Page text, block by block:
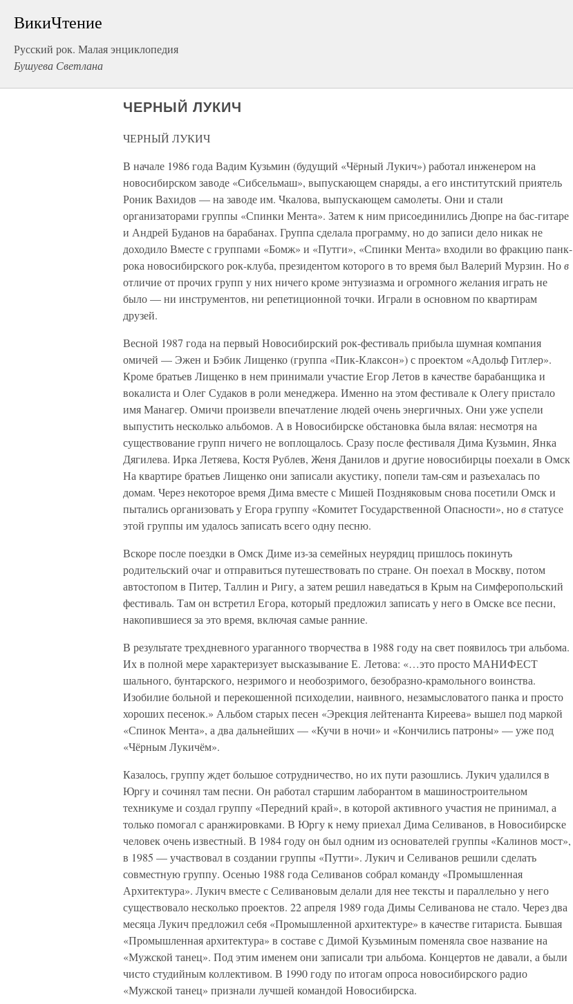
ВикиЧтение
Русский рок. Малая энциклопедия
Бушуева Светлана
ЧЕРНЫЙ ЛУКИЧ
ЧЕРНЫЙ ЛУКИЧ
В начале 1986 года Вадим Кузьмин (будущий «Чёрный Лукич») работал инженером на
новосибирском заводе «Сибсельмаш», выпускающем снаряды, а его институтский приятель
Роник Вахидов — на заводе им. Чкалова, выпускающем самолеты. Они и стали
организаторами группы «Спинки Мента». Затем к ним присоединились Дюпре на бас-гитаре
и Андрей Буданов на барабанах. Группа сделала программу, но до записи дело никак не
доходило Вместе с группами «Бомж» и «Путги», «Спинки Мента» входили во фракцию панк-
рока новосибирского рок-клуба, президентом которого в то время был Валерий Мурзин. Нов
отличие от прочих групп у них ничего кроме энтузиазма и огромного желания играть не
было — ни инструментов, ни репетиционной точки. Играли в основном по квартирам
друзей.
Весной 1987 года на первый Новосибирский рок-фестиваль прибыла шумная компания
омичей — Эжен и Бэбик Лищенко (группа «Пик-Клаксон») с проектом «Адольф Гитлер».
Кроме братьев Лищенко в нем принимали участие Егор Летов в качестве барабанщика и
вокалиста и Олег Судаков в роли менеджера. Именно на этом фестивале к Олегу пристало
имя Манагер. Омичи произвели впечатление людей очень энергичных. Они уже успели
выпустить несколько альбомов. А в Новосибирске обстановка была вялая: несмотря на
существование групп ничего не воплощалось. Сразу после фестиваля Дима Кузьмин, Янка
Дягилева. Ирка Летяева, Костя Рублев, Женя Данилов и другие новосибирцы поехали в Омск
На квартире братьев Лищенко они записали акустику, попели там-сям и разъехалась по
домам. Через некоторое время Дима вместе с Мишей Поздняковым снова посетили Омск и
пытались организовать у Егора группу «Комитет Государственной Опасности», новстатусе
этой группы им удалось записать всего одну песню.
Вскоре после поездки в Омск Диме из-за семейных неурядиц пришлось покинуть
родительский очаг и отправиться путешествовать по стране. Он поехал в Москву, потом
автостопом в Питер, Таллин и Ригу, а затем решил наведаться в Крым на Симферопольский
фестиваль. Там он встретил Егора, который предложил записать у него в Омске все песни,
накопившиеся за это время, включая самые ранние.
В результате трехдневного ураганного творчества в 1988 году на свет появилось три альбома.
Их в полной мере характеризует высказывание Е. Летова: «…это просто МАНИФЕСТ
шального, бунтарского, незримого и необозримого, безобразно-крамольного воинства.
Изобилие больной и перекошенной психоделии, наивного, незамысловатого панка и просто
хороших песенок.» Альбом старых песен «Эрекция лейтенанта Киреева» вышел под маркой
«Спинок Мента», а два дальнейших — «Кучи в ночи» и «Кончились патроны» — уже под
«Чёрным Лукичём».
Казалось, группу ждет большое сотрудничество, но их пути разошлись. Лукич удалился в
Юргу и сочинял там песни. Он работал старшим лаборантом в машиностроительном
техникуме и создал группу «Передний край», в которой активного участия не принимал, а
только помогал с аранжировками. В Юргу к нему приехал Дима Селиванов, в Новосибирске
человек очень известный. В 1984 году он был одним из основателей группы «Калинов мост»,
в 1985 — участвовал в создании группы «Путти». Лукич и Селиванов решили сделать
совместную группу. Осенью 1988 года Селиванов собрал команду «Промышленная
Архитектура». Лукич вместе с Селивановым делали для нее тексты и параллельно у него
существовало несколько проектов. 22 апреля 1989 года Димы Селиванова не стало. Через два
месяца Лукич предложил себя «Промышленной архитектуре» в качестве гитариста. Бывшая
«Промышленная архитектура» в составе с Димой Кузьминым поменяла свое название на
«Мужской танец». Под этим именем они записали три альбома. Концертов не давали, а были
чисто студийным коллективом. В 1990 году по итогам опроса новосибирского радио
«Мужской танец» признали лучшей командой Новосибирска.